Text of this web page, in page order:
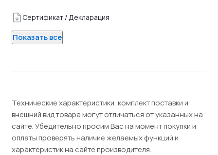
Сертификат / Декларация
Показать все
Технические характеристики, комплект поставки и
внешний вид товара могут отличаться от указанных на
сайте. Убедительно просим Вас на момент покупки и
оплаты проверять наличие желаемых функций и
характеристик на сайте производителя.